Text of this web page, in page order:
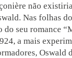
não
Nas folhas
do seu romance
a mais